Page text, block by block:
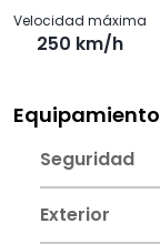
Velocidad máxima
250 km/h
Equipamiento
Seguridad
Exterior